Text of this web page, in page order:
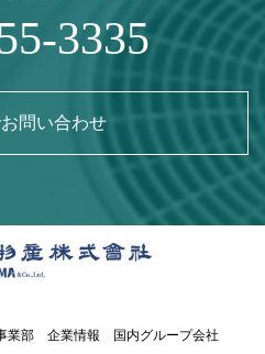
3335
問い合わせ
業部 企業情報 国内グループ会社